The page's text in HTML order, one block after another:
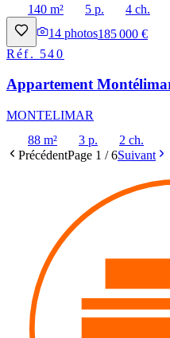
140 m²
5 p. 4 ch.
14 photos185 000 €
Réf. 540
Appartement
MONTELIMAR
88 m²
3 p.
2 ch.
PrécédentPage 1 /6Suivant